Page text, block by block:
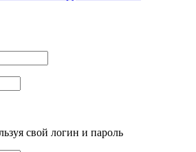
свой логин и пароль